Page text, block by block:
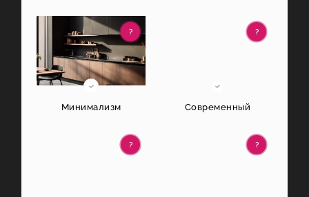
Минимализм
?
Современный
?
? ?